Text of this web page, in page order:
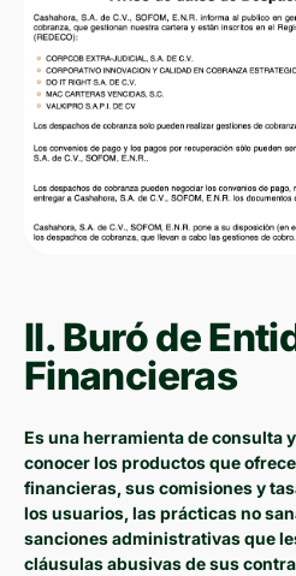
II. Buró de
Financieras
Es una herramienta de consulta
conocer los productos que
financieras, sus comisiones y
los usuarios, las prácticas no
sanciones administrativas que
cláusulas abusivas de sus